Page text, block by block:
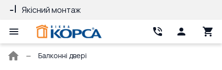
Якісний монтаж
Головна
Балконні двері